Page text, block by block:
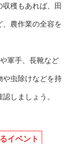
穫もあれば、田
、農作業の全容を
軍手、長靴など
や虫除けなどを持
しましょう。
イベント